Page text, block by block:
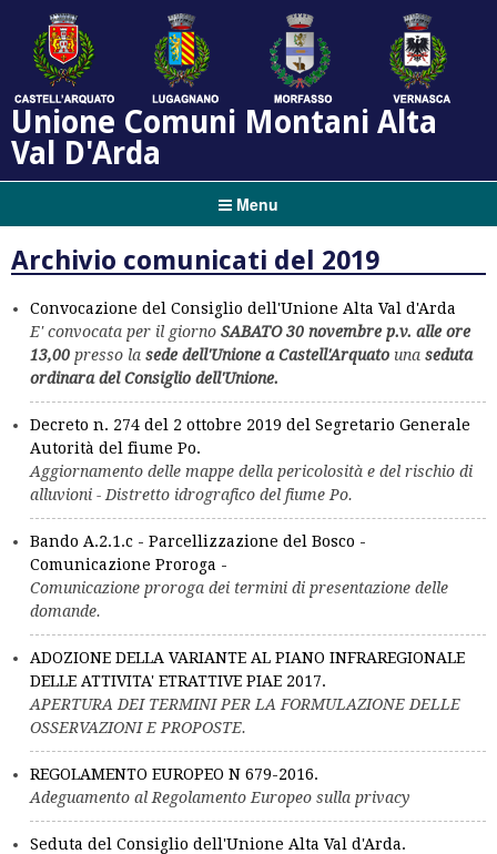
Unione Comuni Montani Alta
Val D'Arda
Menu
Archivio comunicati del 2019
Convocazione del Consiglio dell'Unione Alta Val d'Arda
E' convocata per il giorno SABATO 30 novembre p.v. alle ore
13,00 presso la sede dell'Unione a Castell'Arquato una seduta
ordinara del Consiglio dell'Unione.
Decreto n. 274 del 2 ottobre 2019 del Segretario Generale
Autorità del fiume Po.
Aggiornamento delle mappe della pericolosità e del rischio di
alluvioni - Distretto idrografico del fiume Po.
Bando A.2.1.c - Parcellizzazione del Bosco -
Comunicazione Proroga -
Comunicazione proroga dei termini di presentazione delle
domande.
ADOZIONE DELLA VARIANTE AL PIANO INFRAREGIONALE
DELLE ATTIVITA' ETRATTIVE PIAE 2017.
APERTURA DEI TERMINI PER LA FORMULAZIONE DELLE
OSSERVAZIONI E PROPOSTE.
REGOLAMENTO EUROPEO N 679-2016.
Adeguamento al Regolamento Europeo sulla privacy
Seduta del Consiglio dell'Unione Alta Val d'Arda.